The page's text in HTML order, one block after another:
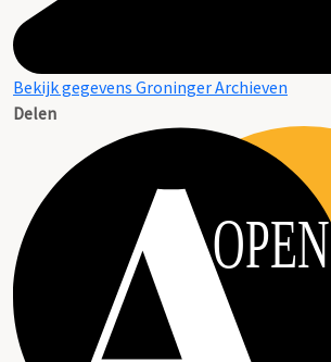
Bekijk gegevens Groninger Archieven
Delen
OPEN